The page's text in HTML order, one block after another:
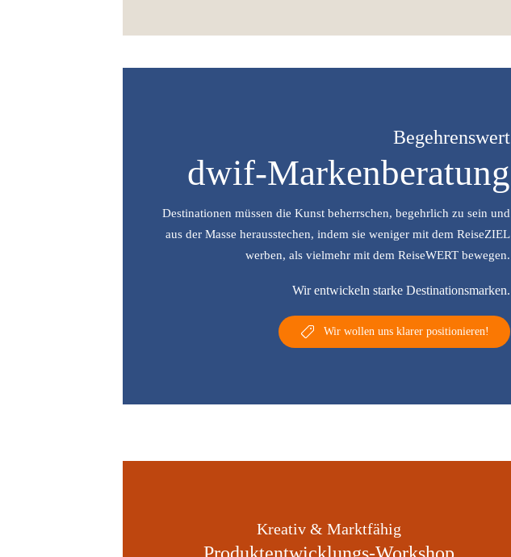
Begehrenswert
dwif-Markenberatung
Destinationen müssen die Kunst beherrschen, begehrlich zu sein und
aus der Masse herausstechen, indem sie weniger mit dem ReiseZIEL
werben, als vielmehr mit dem ReiseWERT bewegen.
Wir entwickeln starke Destinationsmarken.
Wir wollen uns klarer positionieren!
Kreativ & Marktfähig